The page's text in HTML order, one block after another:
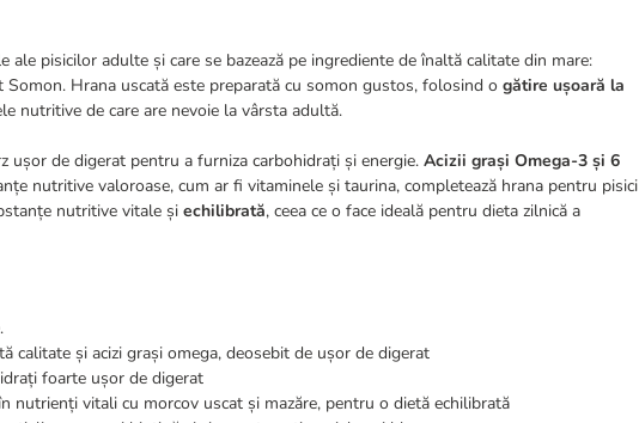
pisicilor adulte și care se bazează pe ingrediente de înaltă calitate din mare:
Hrana uscată este preparată cu somon gustos, folosind o gătire ușoară la
nutritive de care are nevoie la vârsta adultă.
de digerat pentru a furniza carbohidrați și energie. Acizii grași Omega-3 și 6
nutritive valoroase, cum ar fi vitaminele și taurina, completează hrana pentru pisici
nutritive vitale și echilibrată, ceea ce o face ideală pentru dieta zilnică a
calitate și acizi grași omega, deosebit de ușor de digerat
foarte ușor de digerat
nutrienți vitali cu morcov uscat și mazăre, pentru o dietă echilibrată